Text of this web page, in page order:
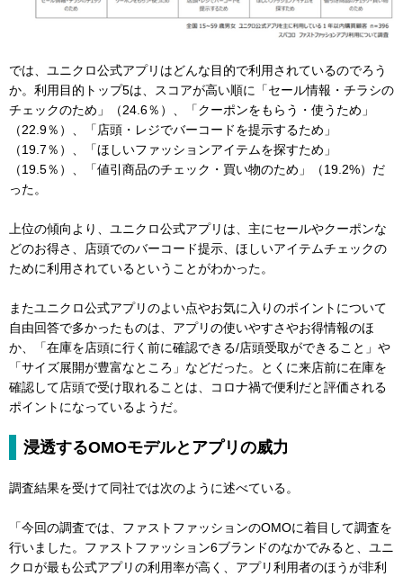
では、ユニクロ公式アプリはどんな目的で利用されているのでろう
か。利用目的トップ5は、スコアが高い順に「セール情報・チラシの
チェックのため」（24.6％）、「クーポンをもらう・使うため」
（22.9％）、「店頭・レジでバーコードを提示するため」
（19.7％）、「ほしいファッションアイテムを探すため」
（19.5％）、「値引商品のチェック・買い物のため」（19.2%）だ
った。
上位の傾向より、ユニクロ公式アプリは、主にセールやクーポンな
どのお得さ、店頭でのバーコード提示、ほしいアイテムチェックの
ために利用されているということがわかった。
またユニクロ公式アプリのよい点やお気に入りのポイントについて
自由回答で多かったものは、アプリの使いやすさやお得情報のほ
か、「在庫を店頭に行く前に確認できる/店頭受取ができること」や
「サイズ展開が豊富なところ」などだった。とくに来店前に在庫を
確認して店頭で受け取れることは、コロナ禍で便利だと評価される
ポイントになっているようだ。
浸透するOMOモデルとアプリの威力
調査結果を受けて同社では次のように述べている。
「今回の調査では、ファストファッションのOMOに着目して調査を
行いました。ファストファッション6ブランドのなかでみると、ユニ
クロが最も公式アプリの利用率が高く、アプリ利用者のほうが非利